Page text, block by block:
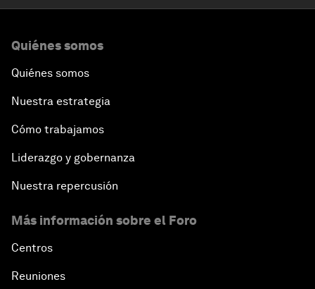
Quiénes somos
Quiénes somos
Nuestra estrategia
Cómo trabajamos
Liderazgo y gobernanza
Nuestra repercusión
Más información sobre el Foro
Centros
Reuniones